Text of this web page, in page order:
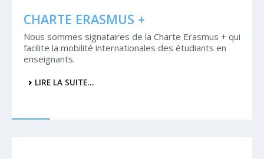
CHARTE ERASMUS +
Nous sommes signataires de la Charte Erasmus + qui
facilite la mobilité internationales des étudiants en
enseignants.
LIRE LA SUITE…